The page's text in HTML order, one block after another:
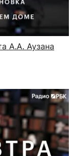
А.А. Аузана